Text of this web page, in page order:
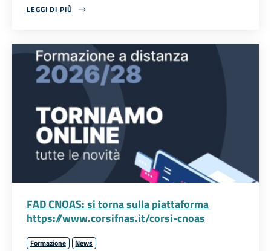
LEGGI DI PIÙ
FAD CNOAS: si torna sulla piattaforma
https://www.corsifnas.it/corsi-cnoas
Formazione News